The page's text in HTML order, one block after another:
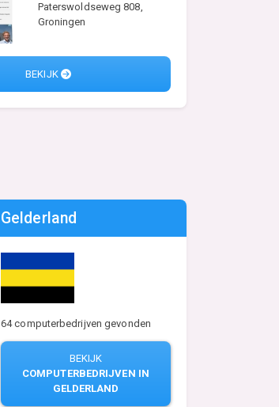
Paterswoldseweg 808,
Groningen
BEKIJK
Gelderland
64 computerbedrijven gevonden
BEKIJK
COMPUTERBEDRIJVEN IN
GELDERLAND